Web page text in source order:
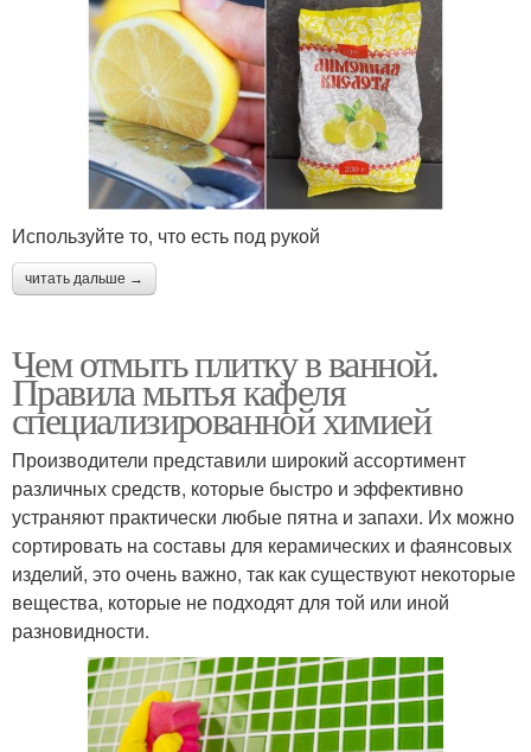
Используйте то, что есть под рукой
читать дальше →
Чем отмыть плитку в ванной.
Правила мытья кафеля
специализированной химией
Производители представили широкий ассортимент
различных средств, которые быстро и эффективно
устраняют практически любые пятна и запахи. Их можно
сортировать на составы для керамических и фаянсовых
изделий, это очень важно, так как существуют некоторые
вещества, которые не подходят для той или иной
разновидности.